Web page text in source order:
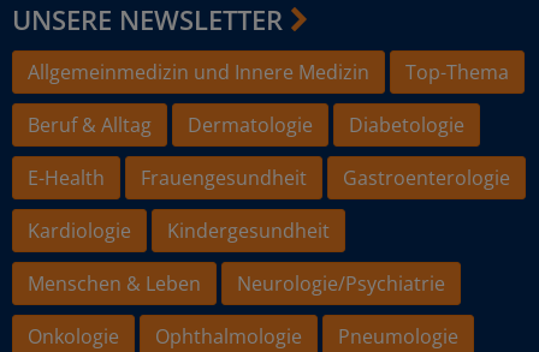
UNSERE NEWSLETTER
Allgemeinmedizin und Innere Medizin
Top-Thema
Beruf & Alltag
Dermatologie
Diabetologie
E-Health
Frauengesundheit
Gastroenterologie
Kardiologie
Kindergesundheit
Menschen & Leben
Neurologie/Psychiatrie
Onkologie
Ophthalmologie
Pneumologie